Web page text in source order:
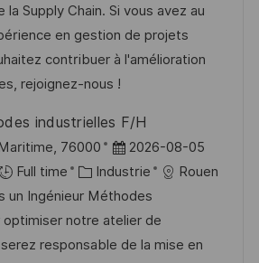
r
e
n
c
d
u
p
o
s
t
Supply Chain. Si vous avez au
en gestion de projets
contribuer à l'amélioration
rejoignez-nous !
industrielles F/H
76000
D
a
t
e
d
2026-08-05
Full time
C
a
t
é
Industrie
Rouen
un Ingénieur Méthodes
notre atelier de
responsable de la mise en